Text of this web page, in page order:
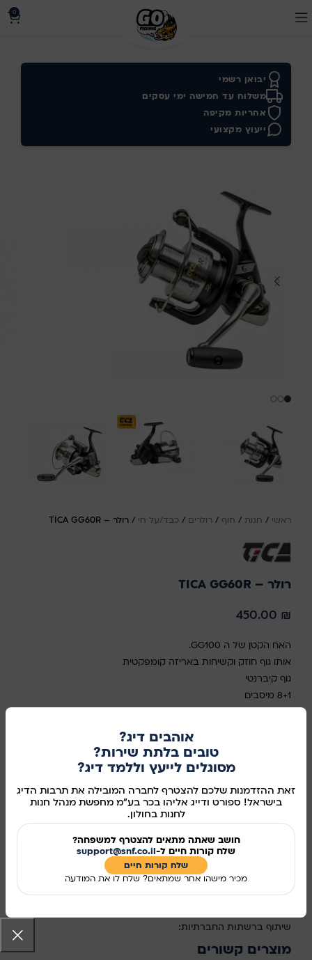
אוהבים דיג?
טובים בלתת שירות?
מסוגלים לייעץ וללמד דיג?
זאת ההזדמנות שלכם להצטרף לחברה המובילה את תרבות הדיג
בישראל! ספורט ודייג אליהו בכר בע"מ מחפשת מנהל חנות
לחנות בחולון.
חושב שאתה מתאים להצטרף למשפחה?
שלח קורות חיים ל-support@snf.co.il
שלח קורות חיים​
מכיר מישהו אחר שמתאים? שלח לו את המודעה
0
יבואן רשמי
משלוח עד חמישה ימי עסקים
אחריות מקיפה
ייעוץ מקצועי
ראשי / חנות / חוף / רולרים / כבד/על חי / רולר – TICA GG60R
רולר – TICA GG60R
450.00 ₪
האח הקטן של ה GG100.
אותו גוף חוזק וקשיחות באריזה קומפקטית
גוף קיברנטי
8+1 מיסבים
הוספה לסל
קנו עכשיו
שיתוף ברשתות החברתיות:
מוצרים קשורים